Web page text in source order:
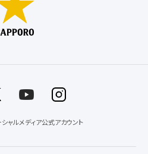
ャルメディア公式アカウント